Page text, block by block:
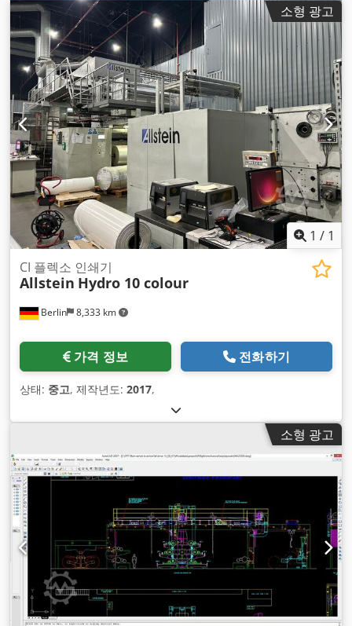
소형 광고
1 / 1
Berlin 8,333 km
CI 플렉소 인쇄기
Allstein Hydro 10 colour
가격 정보 전화하기
상태: 중고, 제작년도: 2017,
소형 광고